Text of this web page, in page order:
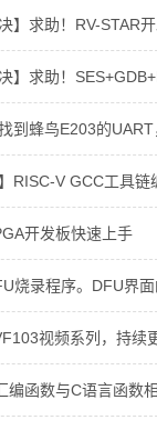
决】求助！RV-STAR
决】求助！
到蜂鸟E203的UART
】RISC-V GCC工具
开发板快速上手
烧录程序。DFU界
视频系列，持续
编函数与C语言函数